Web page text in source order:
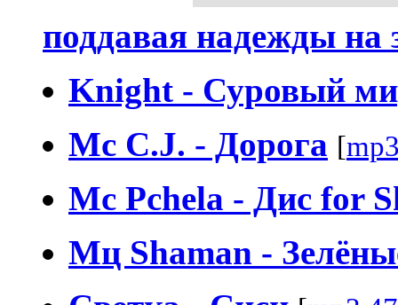
поддавая надежды на
Knight - Суровый
Mc C.J. - Дорога [
Mc Pchela - Дис for
Мц Shaman -